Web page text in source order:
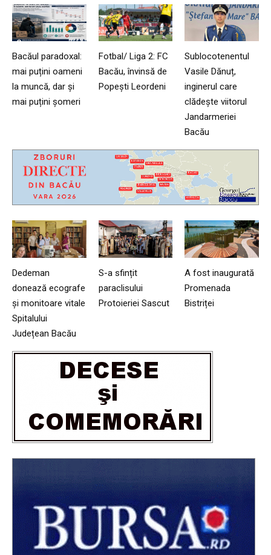
Bacăul paradoxal:
mai puțini oameni
la muncă, dar și
mai puțini șomeri
Fotbal/ Liga 2: FC
Bacău, învinsă de
Popești Leordeni
Sublocotenentul
Vasile Dănuț,
inginerul care
clădește viitorul
Jandarmeriei
Bacău
Dedeman
donează ecografe
și monitoare vitale
Spitalului
Județean Bacău
S-a sfințit
paraclisului
Protoieriei Sascut
A fost inaugurată
Promenada
Bistriței